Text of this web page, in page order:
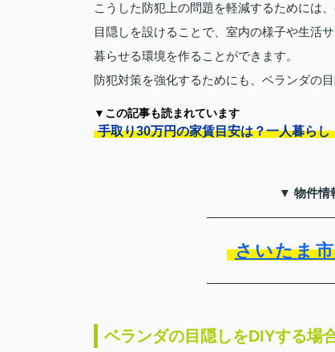
こうした防犯上の問題を軽減するためには
目隠しを設けることで、室内の様子や生活
暮らせる環境を作ることができます。
防犯対策を強化するためにも、ベランダの
▼この記事も読まれています
手取り30万円の家賃目安は？一人暮ら
▼ 物件情
さいたま
ベランダの目隠しをDIYする場